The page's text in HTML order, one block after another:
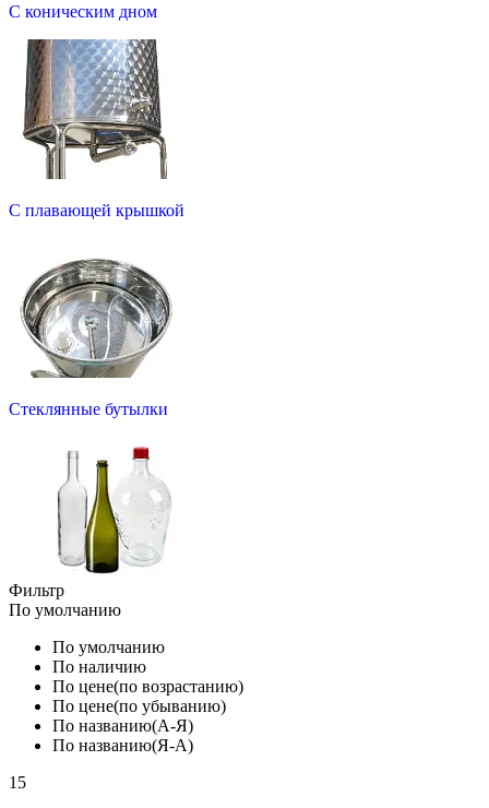
С коническим дном
С плавающей крышкой
Стеклянные бутылки
Фильтр
По умолчанию
По умолчанию
По наличию
По цене(по возрастанию)
По цене(по убыванию)
По названию(А-Я)
По названию(Я-А)
15